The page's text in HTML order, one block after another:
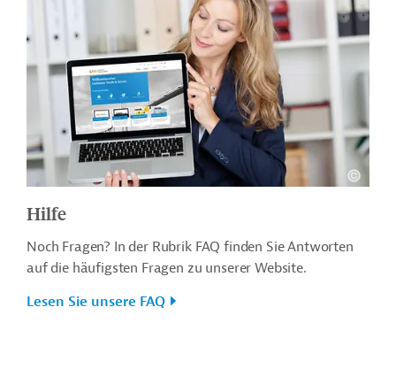
Hilfe
Noch Fragen? In der Rubrik FAQ finden Sie Antworten
auf die häufigsten Fragen zu unserer Website.
Lesen Sie unsere FAQ